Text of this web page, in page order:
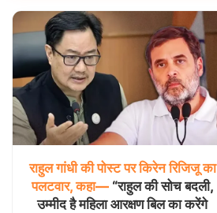
राहुल गांधी की पोस्ट पर किरेन रिजिजू का
पलटवार, कहा—“राहुल की सोच बदली,
उम्मीद है महिला आरक्षण बिल का करेंगे